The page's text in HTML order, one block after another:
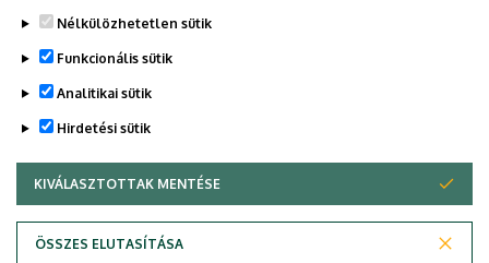
Nélkülözhetetlen sütik
Funkcionális sütik
Analitikai sütik
Hirdetési sütik
KIVÁLASZTOTTAK MENTÉSE
ÖSSZES ELUTASÍTÁSA
WITHDRAW CONSENT